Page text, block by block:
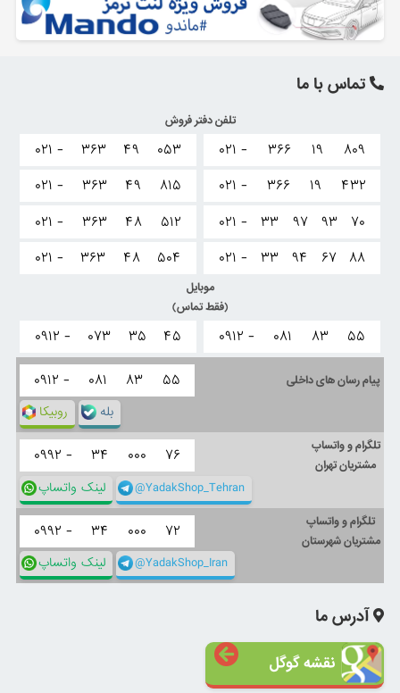
تماس با ما
تلفن دفتر فروش
۰۲۱ - ۳۶۶ ۱۹
۸۰۹
۰۲۱ -
۳۶۶ ۱۹
۴۳۲
۰۲۱ -
۳۳ ۹۷ ۹۳
۷۰
۰۲۱ -
۳۳ ۹۴ ۶۷ ۸۸
۰۲۱ - ۳۶۳ ۴۹
۰۵۳
۰۲۱ -
۳۶۳ ۴۹
۸۱۵
۰۲۱ -
۳۶۳ ۴۸
۵۱۲
۰۲۱ -
۳۶۳ ۴۸ ۵۰۴
موبایل
(فقط تماس)
۰۹۱۲ - ۰۸۱ ۸۳ ۵۵ ۰۹۱۲ - ۰۷۳ ۳۵ ۴۵
پیام رسان های داخلی ۰۹۱۲ - ۰۸۱ ۸۳ ۵۵
روبیکا بله
تلگرام و واتساپ
مشتریان تهران
۰۹۹۲ - ۳۴ ۰۰۰ ۷۶
لینک واتساپ @YadakShop_Tehran
تلگرام و واتساپ
مشتریان شهرستان
۰۹۹۲ - ۳۴ ۰۰۰ ۷۲
لینک واتساپ @YadakShop_Iran
آدرس ما
نقشه گوگل